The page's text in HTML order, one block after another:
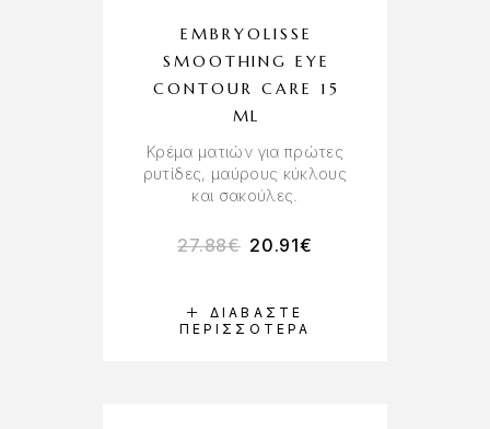
ΔΙΑΒΆΣΤΕ
ΠΕΡΙΣΣΌΤΕΡΑ
EMBRYOLISSE
SMOOTHING EYE
CONTOUR CARE 15
ML
Κρέμα ματιών για πρώτες
ρυτίδες, μαύρους κύκλους
και σακούλες.
27.88€ 20.91€